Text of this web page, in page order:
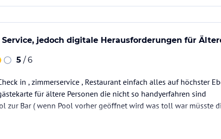
genießen – die Nespresso-Maschine steht
die verbindlichen
jedoch digitale Herausforderungen für
5 / 6
in , zimmerservice , Restaurant einfach alles auf höchster
für ältere Personen die nicht so handyerfahren sind
zur Bar ( wenn Pool vorher geöffnet wird was toll war müsste